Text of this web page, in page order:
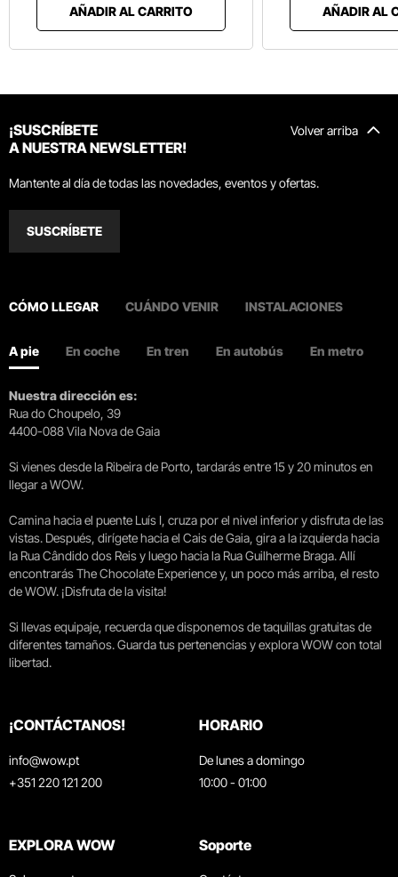
AÑADIR AL CARRITO AÑADIR AL
Volver arriba
¡SUSCRÍBETE
A NUESTRA NEWSLETTER!
Mantente al día de todas las novedades, eventos y ofertas.
SUSCRÍBETE
CÓMO LLEGAR CUÁNDO VENIR INSTALACIONES
A pie En coche En tren En autobús En metro
Nuestra dirección es:
Rua do Choupelo, 39
4400-088 Vila Nova de Gaia
Si vienes desde la Ribeira de Porto, tardarás entre 15 y 20 minutos en
llegar a WOW.
Camina hacia el puente Luís I, cruza por el nivel inferior y disfruta de las
vistas. Después, dirígete hacia el Cais de Gaia, gira a la izquierda hacia
la Rua Cândido dos Reis y luego hacia la Rua Guilherme Braga. Allí
encontrarás The Chocolate Experience y, un poco más arriba, el resto
de WOW. ¡Disfruta de la visita!
Si llevas equipaje, recuerda que disponemos de taquillas gratuitas de
diferentes tamaños. Guarda tus pertenencias y explora WOW con total
libertad.
¡CONTÁCTANOS!
info@wow.pt
+351 220 121 200
HORARIO
De lunes a domingo
10:00 - 01:00
EXPLORA WOW Soporte